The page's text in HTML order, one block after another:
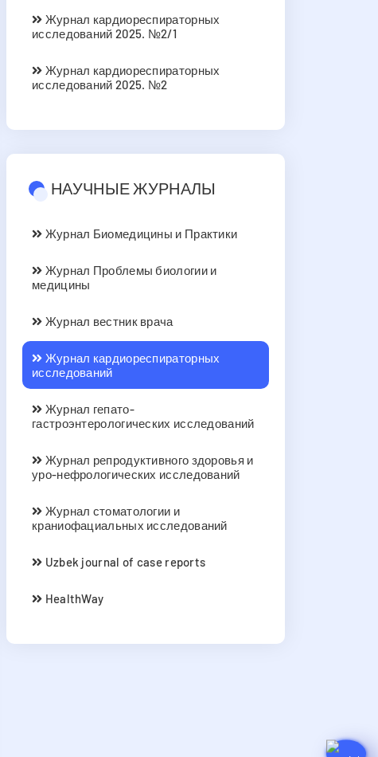
Журнал кардиореспираторных
исследований 2025. №2/1
Журнал кардиореспираторных
исследований 2025. №2
НАУЧНЫЕ ЖУРНАЛЫ
Журнал Биомедицины и Практики
Журнал Проблемы биологии и
медицины
Журнал вестник врача
Журнал кардиореспираторных
исследований
Журнал гепато-
гастроэнтерологических исследований
Журнал репродуктивного здоровья и
уро-нефрологических исследований
Журнал стоматологии и
краниофациальных исследований
Uzbek journal of case reports
HealthWay